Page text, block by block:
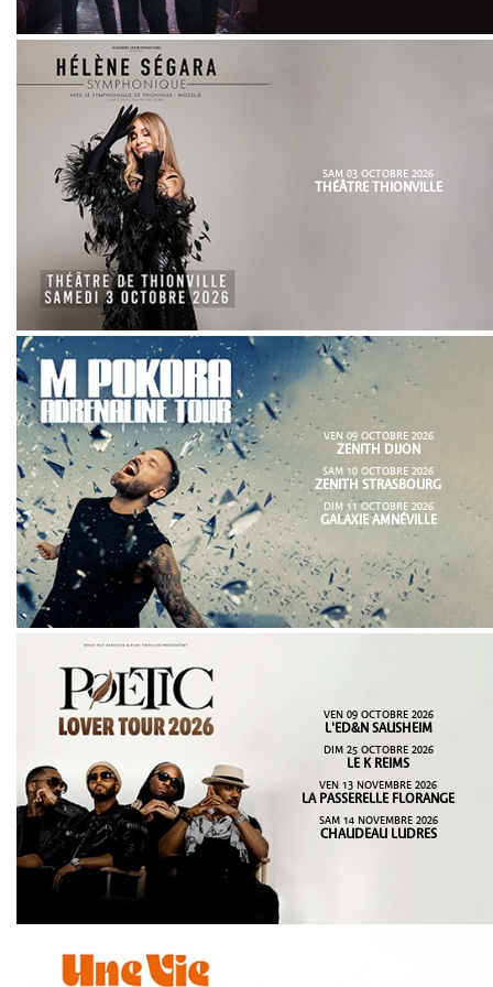
SAM 03 OCTOBRE 2026
THÉÂTRE THIONVILLE
VEN 09 OCTOBRE 2026
ZENITH DIJON
SAM 10 OCTOBRE 2026
ZENITH STRASBOURG
DIM 11 OCTOBRE 2026
GALAXIE AMNÉVILLE
VEN 09 OCTOBRE 2026
L'ED&N SAUSHEIM
DIM 25 OCTOBRE 2026
LE K REIMS
VEN 13 NOVEMBRE 2026
LA PASSERELLE FLORANGE
SAM 14 NOVEMBRE 2026
CHAUDEAU LUDRES